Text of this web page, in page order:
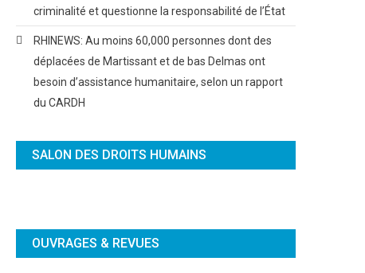
criminalité et questionne la responsabilité de l’État
RHINEWS: Au moins 60,000 personnes dont des
déplacées de Martissant et de bas Delmas ont
besoin d’assistance humanitaire, selon un rapport
du CARDH
SALON DES DROITS HUMAINS
OUVRAGES & REVUES